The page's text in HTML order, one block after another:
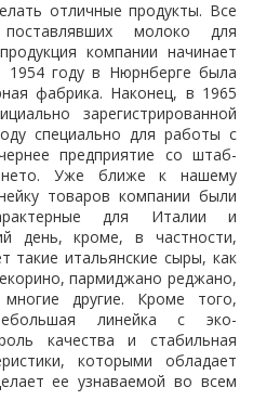
отличные продукты. Все
молоко для
компании начинает
1954 году в Нюрнберге была
фабрика. Наконец, в 1965
зарегистрированной
специально для работы с
предприятие со штаб-
Уже ближе к нашему
товаров компании были
для Италии и
день, кроме, в частности,
такие итальянские сыры, как
пармиджано реджано,
другие. Кроме того,
линейка с эко-
качества и стабильная
которыми обладает
ее узнаваемой во всем